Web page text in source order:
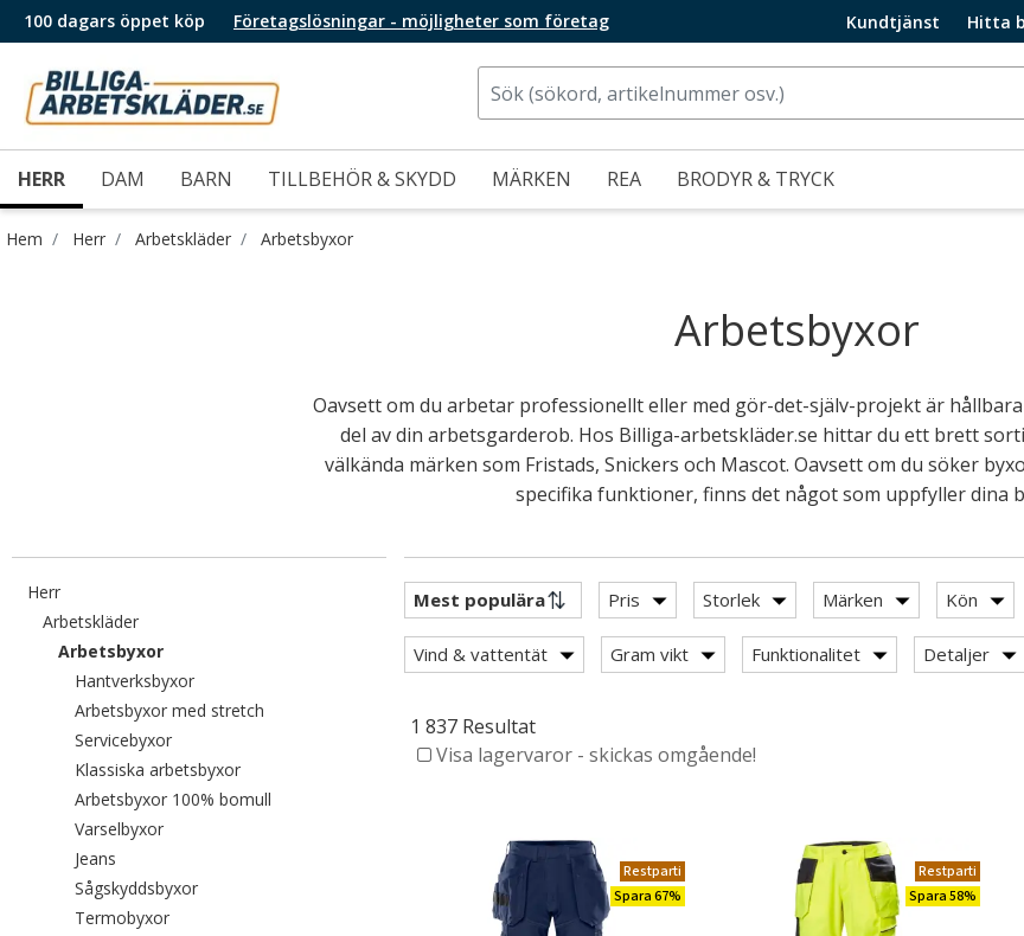
100 dagars öppet köp Företagslösningar - möjligheter som företag Kundtjänst Hitta
HERR DAM BARN TILLBEHÖR & SKYDD MÄRKEN REA BRODYR & TRYCK
Hem Herr Arbetskläder Arbetsbyxor
Arbetsbyxor
Oavsett om du arbetar professionellt eller med gör-det-själv-projekt är
del av din arbetsgarderob. Hos Billiga-arbetskläder.se hittar du ett brett
välkända märken som Fristads, Snickers och Mascot. Oavsett om du söker
specifika funktioner, finns det något som uppfyller dina
HerrFiltrera efter category: Herr
ArbetskläderFiltrera efter category: Arbetskläder
ArbetsbyxorValda För närvarande sorterad efter category: Arbetsbyxor
HantverksbyxorFiltrera efter category: Hantverksbyxor
Arbetsbyxor med stretchFiltrera efter category: Arbetsbyxor med stretch
ServicebyxorFiltrera efter category: Servicebyxor
Klassiska arbetsbyxorFiltrera efter category: Klassiska arbetsbyxor
Arbetsbyxor 100% bomullFiltrera efter category: Arbetsbyxor 100% bomull
VarselbyxorFiltrera efter category: Varselbyxor
JeansFiltrera efter category: Jeans
SågskyddsbyxorFiltrera efter category: Sågskyddsbyxor
TermobyxorFiltrera efter category: Termobyxor
Pris Storlek Märken Kön
Vind & vattentät Gram vikt Funktionalitet Detaljer
1 837 Resultat
Visa lagervaror - skickas omgående!
Restparti
Spara 67%
Restparti
Spara 58%